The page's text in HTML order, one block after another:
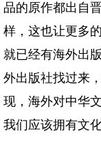
品的原作都出自
样，这也让更多
就已经有海外出
外出版社找过来
现，海外对中华
我们应该拥有文